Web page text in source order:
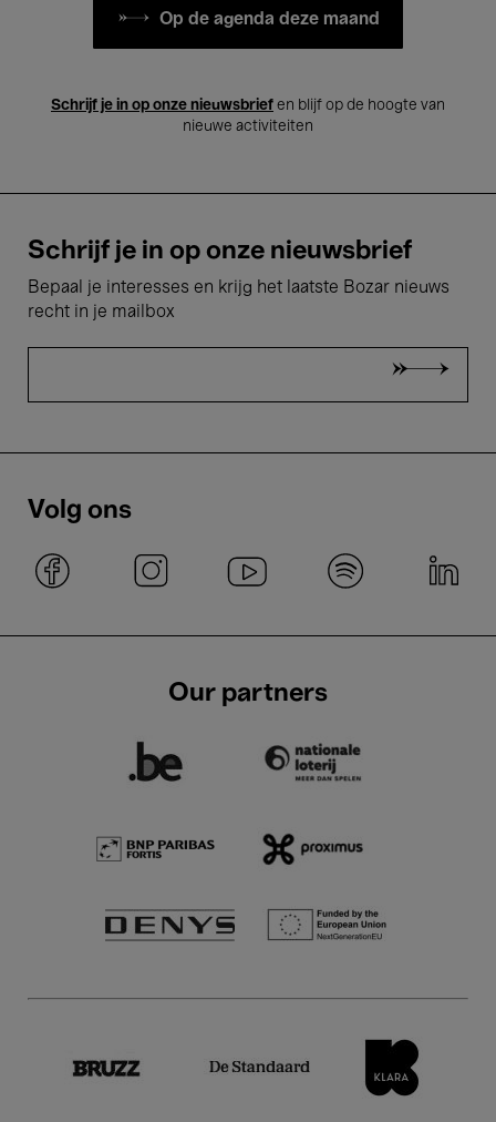
Op de agenda deze maand
Schrijf je in op onze nieuwsbrief en blijf op de hoogte van
nieuwe activiteiten
Schrijf je in op onze nieuwsbrief
Bepaal je interesses en krijg het laatste Bozar nieuws
recht in je mailbox
Volg ons
Our partners